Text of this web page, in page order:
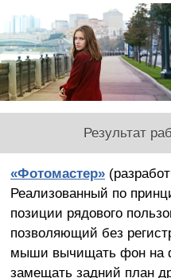
Результат
«Фотомастер»
Реализованный по
позиции рядового
позволяющий без
мыши вычищать фон на
замещать задний план